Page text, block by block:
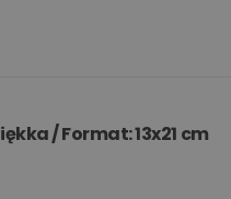
/ Format: 13x21 cm